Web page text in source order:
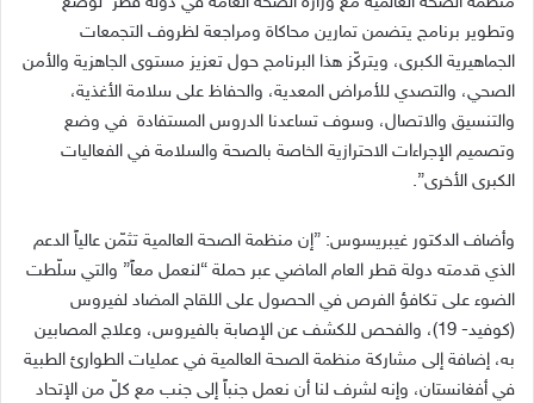
وتطوير برنامج يتضمن تمارين محاكاة ومراجعة لظروف التجمعات
الجماهيرية الكبرى، ويتركّز هذا البرنامج حول تعزيز مستوى الجاهزية والأمن
الصحي، والتصدي للأمراض المعدية، والحفاظ على سلامة الأغذية،
والتنسيق والاتصال، وسوف تساعدنا الدروس المستفادة في وضع
وتصميم الإجراءات الاحترازية الخاصة بالصحة والسلامة في الفعاليات
الكبرى الأخرى”.
وأضاف الدكتور غيبريسوس: ”إن منظمة الصحة العالمية تثمّن عالياً الدعم
الذي قدمته دولة قطر العام الماضي عبر حملة “لنعمل معاً” والتي سلّطت
الضوء على تكافؤ الفرص في الحصول على اللقاح المضاد لفيروس
(كوفيد- 19)، والفحص للكشف عن الإصابة بالفيروس، وعلاج المصابين
به، إضافة إلى مشاركة منظمة الصحة العالمية في عمليات الطوارئ الطبية
في أفغانستان، وإنه لشرف لنا أن نعمل جنباً إلى جنب مع كلّ من الإتحاد